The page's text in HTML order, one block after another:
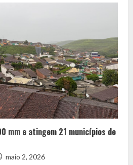
mm e atingem 21 municípios de
maio 2, 2026